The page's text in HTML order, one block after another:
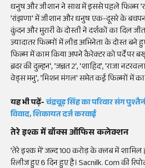
धनुष औरजीशानने साथ में इससे पहले फिल्म '
'रांझणा'मेंजीशानऔर धनुष एक-दूसरे के बचपन
कुंदन औरमुरारीके दोस्ती ने दर्शकों का दिल
ज्यादातर फिल्मों में लीड अभिनेता के दोस्त बने
फिल्म में काम किया अपने कैरेक्टर को पर्दे पर
ब्रदरकी दुल्हन', 'जन्नत 2', 'शाहिद', 'राजा
वेड्समनु', 'मिशनमंगल' समेत कई फिल्मों में
यह भी पढ़ें-चंद्रचूड़सिंह का परिवार संग
विवाद, शिकायत दर्ज करवाई
तेरे इश्क मेंबॉक्सऑफिसकलेक्शन
'तेरे इश्क में' जल्द 100 करोड़ केक्लबमें शामिल
रिलीजहुए6 दिन हुए है।Sacnilk. Comकी